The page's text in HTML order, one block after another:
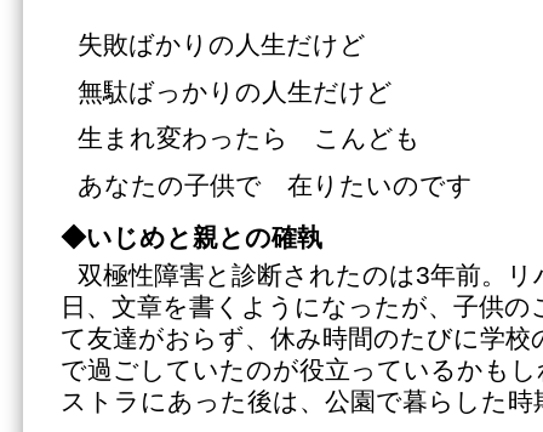
失敗ばかりの人生だけど
無駄ばっかりの人生だけど
生まれ変わったら こんども
あなたの子供で 在りたいのです
◆いじめと親との確執
双極性障害と診断されたのは3年前。
日、文章を書くようになったが、子供
て友達がおらず、休み時間のたびに学校
で過ごしていたのが役立っているかも
ストラにあった後は、公園で暮らした